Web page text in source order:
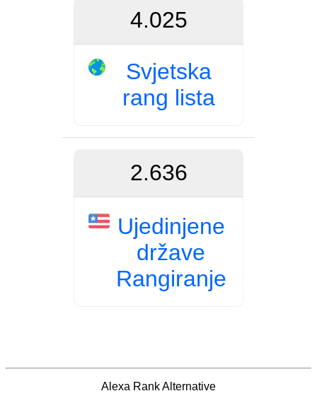
4.025
Svjetska
rang lista
2.636
Ujedinjene
države
Rangiranje
Alexa Rank Alternative